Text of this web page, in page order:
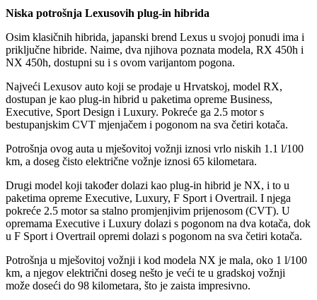
Niska potrošnja Lexusovih plug-in hibrida
Osim klasičnih hibrida, japanski brend Lexus u svojoj ponudi ima i
priključne hibride. Naime, dva njihova poznata modela, RX 450h i
NX 450h, dostupni su i s ovom varijantom pogona.
Najveći Lexusov auto koji se prodaje u Hrvatskoj, model RX,
dostupan je kao plug-in hibrid u paketima opreme Business,
Executive, Sport Design i Luxury. Pokreće ga 2.5 motor s
bestupanjskim CVT mjenjačem i pogonom na sva četiri kotača.
Potrošnja ovog auta u mješovitoj vožnji iznosi vrlo niskih 1.1 l/100
km, a doseg čisto električne vožnje iznosi 65 kilometara.
Drugi model koji također dolazi kao plug-in hibrid je NX, i to u
paketima opreme Executive, Luxury, F Sport i Overtrail. I njega
pokreće 2.5 motor sa stalno promjenjivim prijenosom (CVT). U
opremama Executive i Luxury dolazi s pogonom na dva kotača, dok
u F Sport i Overtrail opremi dolazi s pogonom na sva četiri kotača.
Potrošnja u mješovitoj vožnji i kod modela NX je mala, oko 1 l/100
km, a njegov električni doseg nešto je veći te u gradskoj vožnji
može doseći do 98 kilometara, što je zaista impresivno.